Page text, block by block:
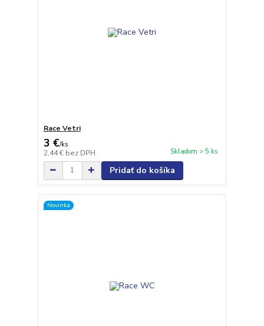
Race Vetri
3 €/ks
2,44 € bez DPH Skladom > 5 ks
Pridať do košíka
Novinka